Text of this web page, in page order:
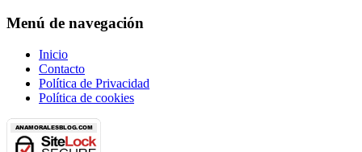
Menú de navegación
Inicio
Contacto
Política de Privacidad
Política de cookies